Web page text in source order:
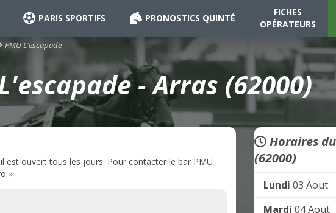
PARIS SPORTIFS PRONOSTICS QUINTÉ
FICHES
OPÉRATEURS
PMU L'escapade
- Arras (62000)
est ouvert tous les jours. Pour contacter le bar PMU
» .
Horaires
(62000)
Lundi 03 Aout
Mardi 04 Aout